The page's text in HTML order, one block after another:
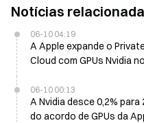
Notícias
06-10 04:19
A Apple expande o
Cloud com GPUs Nvidia
06-10 00:13
A Nvidia desce 0,2%
do acordo de GPUs da